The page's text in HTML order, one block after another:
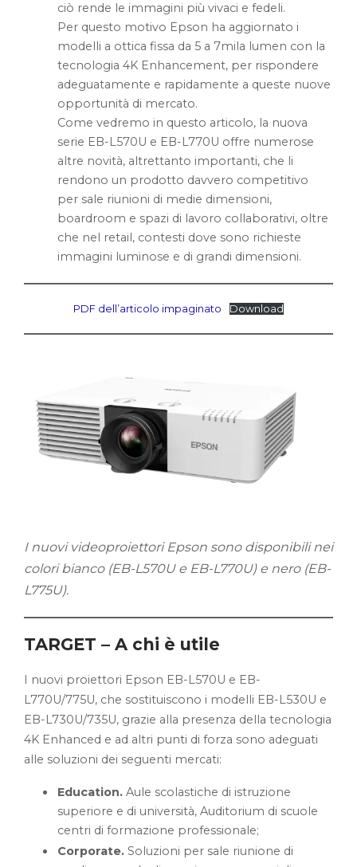
ciò rende le immagini più vivaci e fedeli.
Per questo motivo Epson ha aggiornato i
modelli a ottica fissa da 5 a 7mila lumen con la
tecnologia 4K Enhancement, per rispondere
adeguatamente e rapidamente a queste nuove
opportunità di mercato.
Come vedremo in questo articolo, la nuova
serie EB-L570U e EB-L770U offre numerose
altre novità, altrettanto importanti, che li
rendono un prodotto davvero competitivo
per sale riunioni di medie dimensioni,
boardroom e spazi di lavoro collaborativi, oltre
che nel retail, contesti dove sono richieste
immagini luminose e di grandi dimensioni.
PDF dell’articolo impaginato Download
I nuovi videoproiettori Epson sono disponibili nei
colori bianco (EB-L570U e EB-L770U) e nero (EB-
L775U).
TARGET – A chi è utile
I nuovi proiettori Epson EB-L570U e EB-
L770U/775U, che sostituiscono i modelli EB-L530U e
EB-L730U/735U, grazie alla presenza della tecnologia
4K Enhanced e ad altri punti di forza sono adeguati
alle soluzioni dei seguenti mercati:
Education. Aule scolastiche di istruzione
superiore e di università, Auditorium di scuole
centri di formazione professionale;
Corporate. Soluzioni per sale riunione di